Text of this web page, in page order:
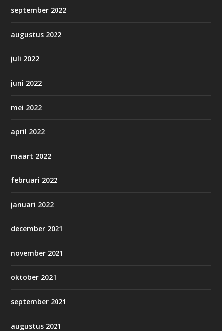
september 2022
augustus 2022
juli 2022
juni 2022
mei 2022
april 2022
maart 2022
februari 2022
januari 2022
december 2021
november 2021
oktober 2021
september 2021
augustus 2021